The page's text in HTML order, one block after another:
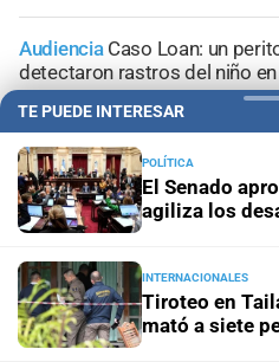
Audiencia Caso Loan: un
detectaron rastros del niño
Juicio oralDeclaración clave:
Maradona “fue al baño” la
+Información
TE PUEDE INTERESAR
POLÍTICA
El Senado
agiliza los
INTERNACIONALES
Tiroteo en
mató a siete